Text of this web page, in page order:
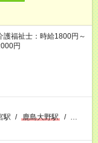
福祉士：時給1800円～
円
駅 / 鹿島大野駅 / …